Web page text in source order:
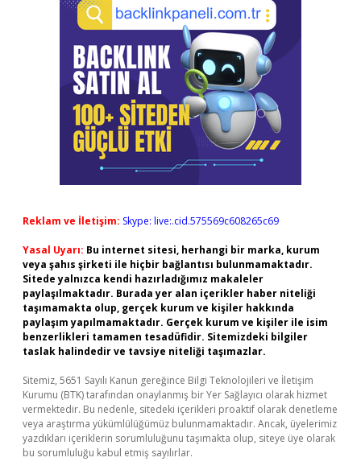
Reklam ve İletişim: Skype: live:.cid.575569c608265c69
Yasal Uyarı: Bu internet sitesi, herhangi bir marka, kurum
veya şahıs şirketi ile hiçbir bağlantısı bulunmamaktadır.
Sitede yalnızca kendi hazırladığımız makaleler
paylaşılmaktadır. Burada yer alan içerikler haber niteliği
taşımamakta olup, gerçek kurum ve kişiler hakkında
paylaşım yapılmamaktadır. Gerçek kurum ve kişiler ile isim
benzerlikleri tamamen tesadüfidir. Sitemizdeki bilgiler
taslak halindedir ve tavsiye niteliği taşımazlar.
Sitemiz, 5651 Sayılı Kanun gereğince Bilgi Teknolojileri ve İletişim
Kurumu (BTK) tarafından onaylanmış bir Yer Sağlayıcı olarak hizmet
vermektedir. Bu nedenle, sitedeki içerikleri proaktif olarak denetleme
veya araştırma yükümlülüğümüz bulunmamaktadır. Ancak, üyelerimiz
yazdıkları içeriklerin sorumluluğunu taşımakta olup, siteye üye olarak
bu sorumluluğu kabul etmiş sayılırlar.